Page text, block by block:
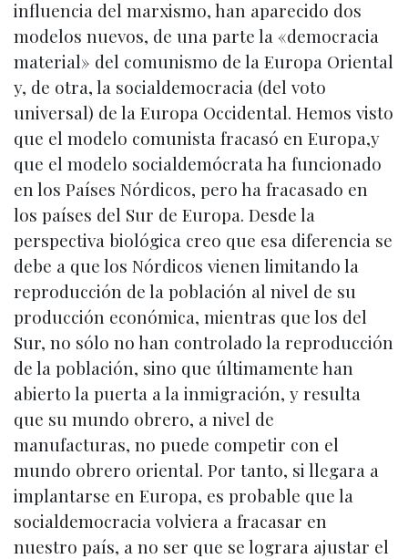
influencia del marxismo, han aparecido dos
modelos nuevos, de una parte la «democracia
material» del comunismo de la Europa Oriental
y, de otra, la socialdemocracia (del voto
universal) de la Europa Occidental. Hemos visto
que el modelo comunista fracasó en Europa,y
que el modelo socialdemócrata ha funcionado
en los Países Nórdicos, pero ha fracasado en
los países del Sur de Europa. Desde la
perspectiva biológica creo que esa diferencia se
debe a que los Nórdicos vienen limitando la
reproducción de la población al nivel de su
producción económica, mientras que los del
Sur, no sólo no han controlado la reproducción
de la población, sino que últimamente han
abierto la puerta a la inmigración, y resulta
que su mundo obrero, a nivel de
manufacturas, no puede competir con el
mundo obrero oriental. Por tanto, si llegara a
implantarse en Europa, es probable que la
socialdemocracia volviera a fracasar en
nuestro país, a no ser que se lograra ajustar el